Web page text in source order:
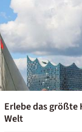
Erlebe das größte
Welt